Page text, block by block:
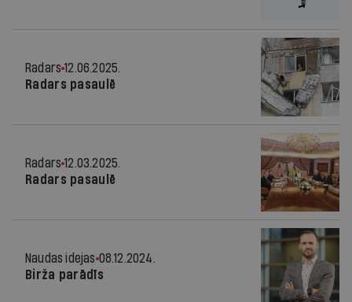
Radars 12.06.2025.
Radars pasaulē
Radars 12.03.2025.
Radars pasaulē
Naudas idejas 08.12.2024.
Birža parādīs